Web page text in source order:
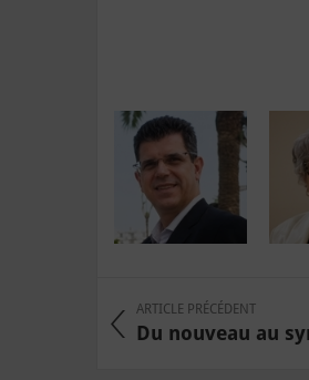
ARTICLE PRÉCÉDENT
Du nouveau au